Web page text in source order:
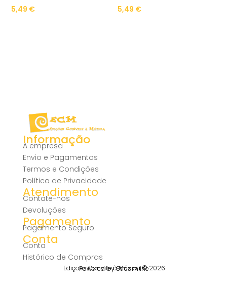
5,49 € 5,49 €
Informação
A empresa
Envio e Pagamentos
Termos e Condições
Política de Privacidade
Atendimento
Contate-nos
Devoluções
Pagamento
Pagamento Seguro
Conta
Conta
Histórico de Compras
Edições Convite à Música © 2026
Powered by Streamline